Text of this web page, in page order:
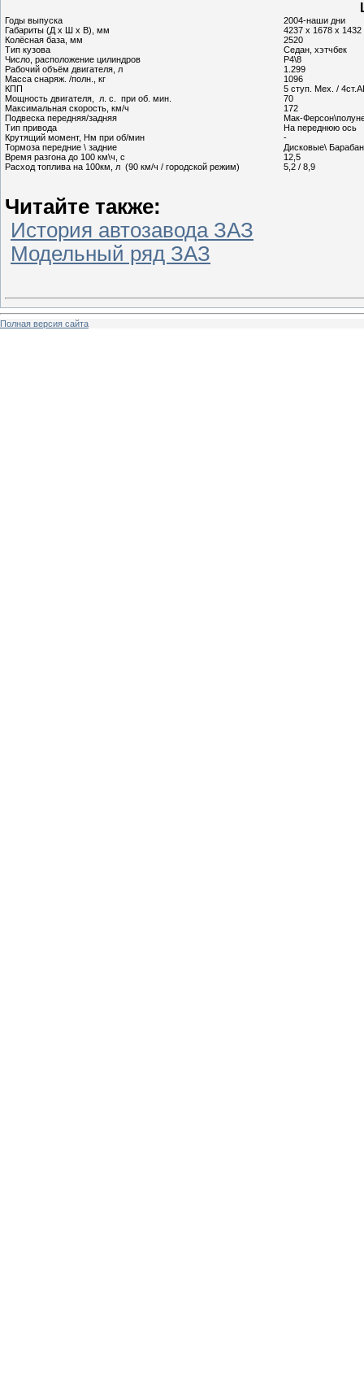
Годы выпуска
2004-наши дни
Габариты (Д х Ш х В), мм
4237 х 1678 х 1432
Колёсная база, мм
2520
Тип кузова
Седан, хэтчбек
Число, расположение цилиндров
Р4\8
Рабочий объём двигателя, л
1.299
Масса снаряж. /полн., кг
1096
КПП
5 ступ. Мех. /
Мощность двигателя, л. с. при об. мин.
70
Максимальная скорость, км/ч
172
Подвеска передняя/задняя
Мак-
Тип привода
На переднюю ось
Крутящий момент, Нм при об/мин
-
Тормоза передние \ задние
Дисковые\
Время разгона до 100 км\ч, с
12,5
Расход топлива на 100км, л (90 км/ч / городской режим)
5,2 / 8,9
Читайте также:
История автозавода ЗАЗ
Модельный ряд ЗАЗ
Полная версия сайта